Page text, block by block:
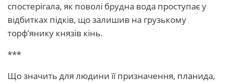
спостерігала, як поволі брудна вода проступає у
відбитках підків, що залишив на грузькому
торф’янику князів кінь.
***
Що значить для людини її призначення, планида,